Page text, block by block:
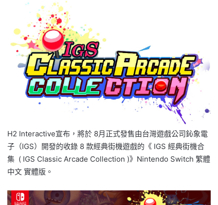
H2 Interactive宣布，將於 8月正式發售由台灣遊戲公司鈊象電
子（IGS）開發的收錄 8 款經典街機遊戲的《 IGS 經典街機合
集 ( IGS Classic Arcade Collection )》Nintendo Switch 繁體
中文 實體版。